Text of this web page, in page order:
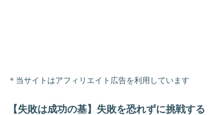
＊当サイトはアフィリエイト広告を利用しています
【失敗は成功の基】失敗を恐れずに挑戦する